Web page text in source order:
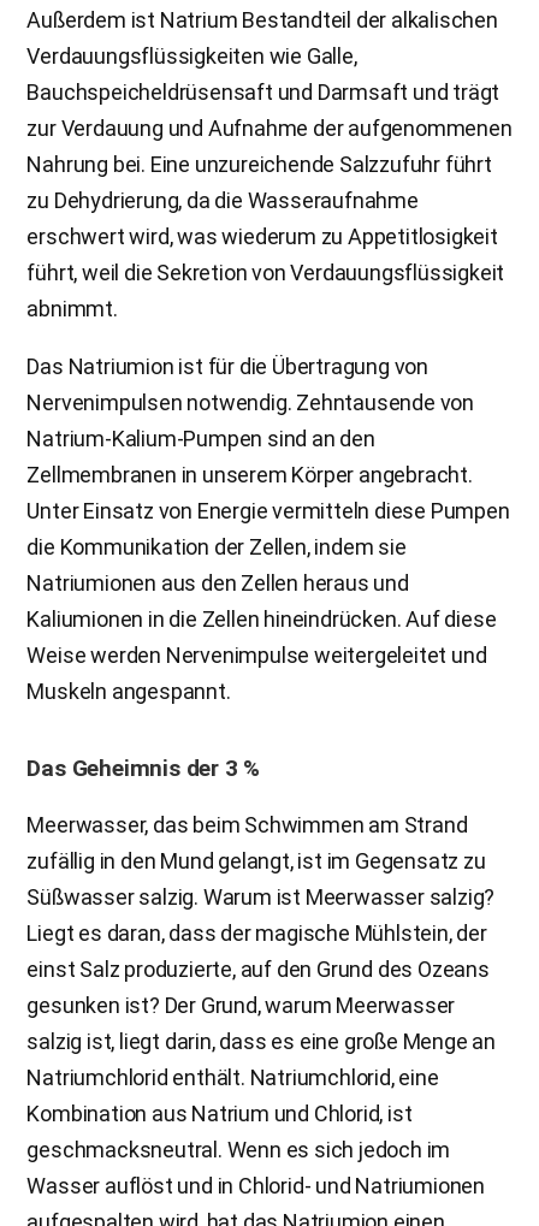
Außerdem ist Natrium Bestandteil der alkalischen
Verdauungsflüssigkeiten wie Galle,
Bauchspeicheldrüsensaft und Darmsaft und trägt
zur Verdauung und Aufnahme der aufgenommenen
Nahrung bei. Eine unzureichende Salzzufuhr führt
zu Dehydrierung, da die Wasseraufnahme
erschwert wird, was wiederum zu Appetitlosigkeit
führt, weil die Sekretion von Verdauungsflüssigkeit
abnimmt.
Das Natriumion ist für die Übertragung von
Nervenimpulsen notwendig. Zehntausende von
Natrium-Kalium-Pumpen sind an den
Zellmembranen in unserem Körper angebracht.
Unter Einsatz von Energie vermitteln diese Pumpen
die Kommunikation der Zellen, indem sie
Natriumionen aus den Zellen heraus und
Kaliumionen in die Zellen hineindrücken. Auf diese
Weise werden Nervenimpulse weitergeleitet und
Muskeln angespannt.
Das Geheimnis der 3 %
Meerwasser, das beim Schwimmen am Strand
zufällig in den Mund gelangt, ist im Gegensatz zu
Süßwasser salzig. Warum ist Meerwasser salzig?
Liegt es daran, dass der magische Mühlstein, der
einst Salz produzierte, auf den Grund des Ozeans
gesunken ist? Der Grund, warum Meerwasser
salzig ist, liegt darin, dass es eine große Menge an
Natriumchlorid enthält. Natriumchlorid, eine
Kombination aus Natrium und Chlorid, ist
geschmacksneutral. Wenn es sich jedoch im
Wasser auflöst und in Chlorid- und Natriumionen